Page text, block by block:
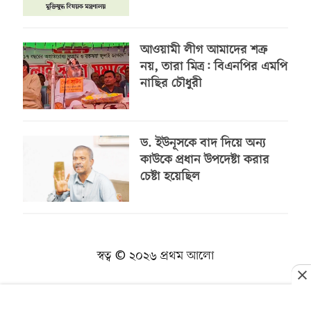
আওয়ামী লীগ আমাদের শত্রু
নয়, তারা মিত্র: বিএনপির এমপি
নাছির চৌধুরী
ড. ইউনূসকে বাদ দিয়ে অন্য
কাউকে প্রধান উপদেষ্টা করার
চেষ্টা হয়েছিল
স্বত্ব © ২০২৬ প্রথম আলো